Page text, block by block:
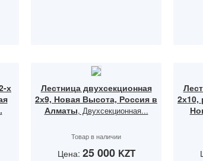
х
Лестница двухсекционная
2х9, Новая Высота, Россия в
Алматы, Двухсекционная...
Товар в наличии
Цена: 25 000 KZT
2х10,